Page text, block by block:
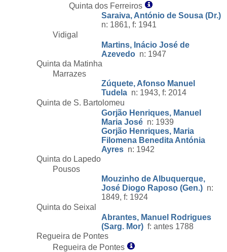
Quinta dos Ferreiros
Saraiva, António de Sousa (Dr.)
n: 1861, f: 1941
Vidigal
Martins, Inácio José de
Azevedo n: 1947
Quinta da Matinha
Marrazes
Zúquete, Afonso Manuel
Tudela n: 1943, f: 2014
Quinta de S. Bartolomeu
Gorjão Henriques, Manuel
Maria José n: 1939
Gorjão Henriques, Maria
Filomena Benedita Antónia
Ayres n: 1942
Quinta do Lapedo
Pousos
Mouzinho de Albuquerque,
José Diogo Raposo (Gen.) n:
1849, f: 1924
Quinta do Seixal
Abrantes, Manuel Rodrigues
(Sarg. Mor) f: antes 1788
Regueira de Pontes
Regueira de Pontes